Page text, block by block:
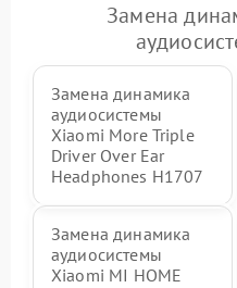
Замена
Замена динамика
аудиосистемы
Xiaomi More Triple
Driver Over Ear
Headphones H1707
Замена динамика
аудиосистемы
Xiaomi MI HOME